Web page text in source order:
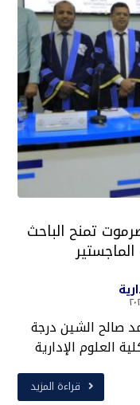
تمنح الباحث
صالح الشين درجة
العلوم الإدارية
قراءة المزيد